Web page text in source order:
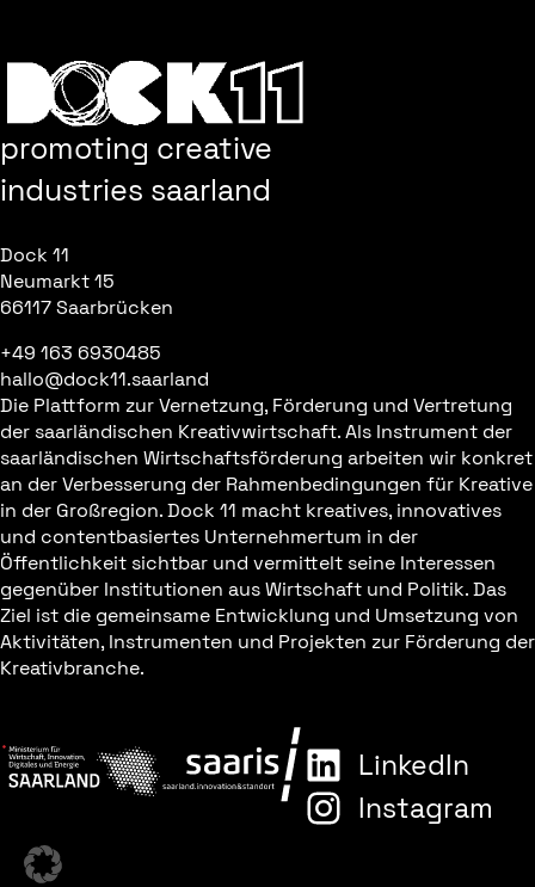
promoting creative
industries saarland
Dock 11
Neumarkt 15
66117 Saarbrücken
+49 163 6930485
hallo@dock11.saarland
Die Plattform zur Vernetzung, Förderung und Vertretung
der saarländischen Kreativwirtschaft. Als Instrument der
saarländischen Wirtschaftsförderung arbeiten wir konkret
an der Verbesserung der Rahmenbedingungen für Kreative
in der Großregion. Dock 11 macht kreatives, innovatives
und contentbasiertes Unternehmertum in der
Öffentlichkeit sichtbar und vermittelt seine Interessen
gegenüber Institutionen aus Wirtschaft und Politik. Das
Ziel ist die gemeinsame Entwicklung und Umsetzung von
Aktivitäten, Instrumenten und Projekten zur Förderung der
Kreativbranche.
LinkedIn
Instagram